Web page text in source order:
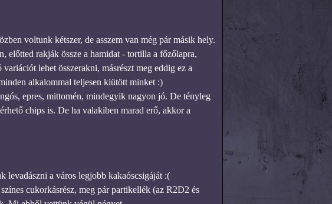
voltunk kétszer, de asszem van még pár másik hely.
előtted rakják össze a hamidat - tortilla a főzőlapra,
lehet összerakni, másrészt meg eddig ez a
alkalommal teljesen kiütött minket :)
epres, mittomén, mindegyik nagyon jó. De tényleg
chips is. De ha valakiben marad erő, akkor a
levadászni a város legjobb kakaóscsigáját :(
cukorkásrész, meg pár partikellék (az R2D2 és